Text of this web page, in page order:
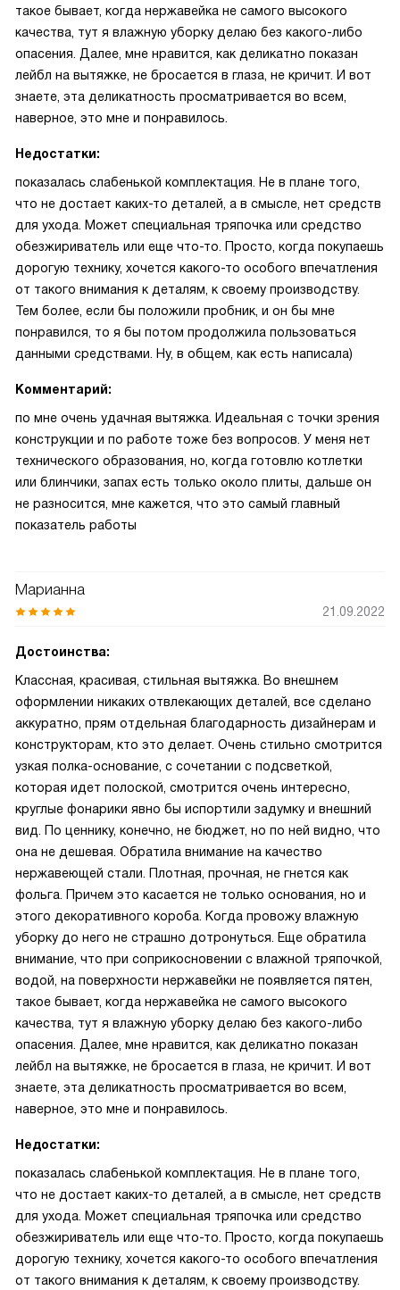
такое бывает, когда нержавейка не самого высокого
качества, тут я влажную уборку делаю без какого-либо
опасения. Далее, мне нравится, как деликатно показан
лейбл на вытяжке, не бросается в глаза, не кричит. И вот
знаете, эта деликатность просматривается во всем,
наверное, это мне и понравилось.
Недостатки:
показалась слабенькой комплектация. Не в плане того,
что не достает каких-то деталей, а в смысле, нет средств
для ухода. Может специальная тряпочка или средство
обезжириватель или еще что-то. Просто, когда покупаешь
дорогую технику, хочется какого-то особого впечатления
от такого внимания к деталям, к своему производству.
Тем более, если бы положили пробник, и он бы мне
понравился, то я бы потом продолжила пользоваться
данными средствами. Ну, в общем, как есть написала)
Комментарий:
по мне очень удачная вытяжка. Идеальная с точки зрения
конструкции и по работе тоже без вопросов. У меня нет
технического образования, но, когда готовлю котлетки
или блинчики, запах есть только около плиты, дальше он
не разносится, мне кажется, что это самый главный
показатель работы
Марианна
21.09.2022
Достоинства:
Классная, красивая, стильная вытяжка. Во внешнем
оформлении никаких отвлекающих деталей, все сделано
аккуратно, прям отдельная благодарность дизайнерам и
конструкторам, кто это делает. Очень стильно смотрится
узкая полка-основание, с сочетании с подсветкой,
которая идет полоской, смотрится очень интересно,
круглые фонарики явно бы испортили задумку и внешний
вид. По ценнику, конечно, не бюджет, но по ней видно, что
она не дешевая. Обратила внимание на качество
нержавеющей стали. Плотная, прочная, не гнется как
фольга. Причем это касается не только основания, но и
этого декоративного короба. Когда провожу влажную
уборку до него не страшно дотронуться. Еще обратила
внимание, что при соприкосновении с влажной тряпочкой,
водой, на поверхности нержавейки не появляется пятен,
такое бывает, когда нержавейка не самого высокого
качества, тут я влажную уборку делаю без какого-либо
опасения. Далее, мне нравится, как деликатно показан
лейбл на вытяжке, не бросается в глаза, не кричит. И вот
знаете, эта деликатность просматривается во всем,
наверное, это мне и понравилось.
Недостатки:
показалась слабенькой комплектация. Не в плане того,
что не достает каких-то деталей, а в смысле, нет средств
для ухода. Может специальная тряпочка или средство
обезжириватель или еще что-то. Просто, когда покупаешь
дорогую технику, хочется какого-то особого впечатления
от такого внимания к деталям, к своему производству.